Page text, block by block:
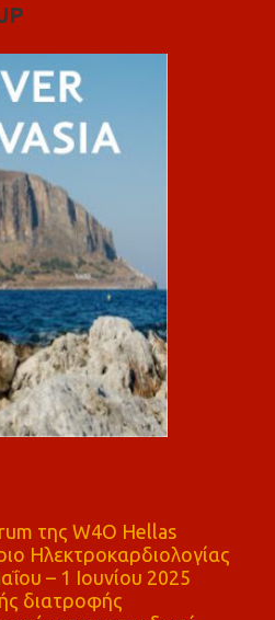
της W4O Hellas
Ηλεκτροκαρδιολογίας
– 1 Ιουνίου 2025
διατροφής